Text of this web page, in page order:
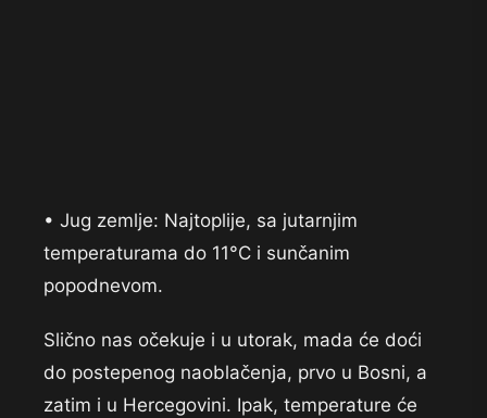
• Jug zemlje: Najtoplije, sa jutarnjim
temperaturama do 11°C i sunčanim
popodnevom.
Slično nas očekuje i u utorak, mada će doći
do postepenog naoblačenja, prvo u Bosni, a
zatim i u Hercegovini. Ipak, temperature će